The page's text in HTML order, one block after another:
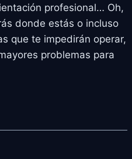
profesional… Oh,
donde estás o incluso
que te impedirán operar,
problemas para